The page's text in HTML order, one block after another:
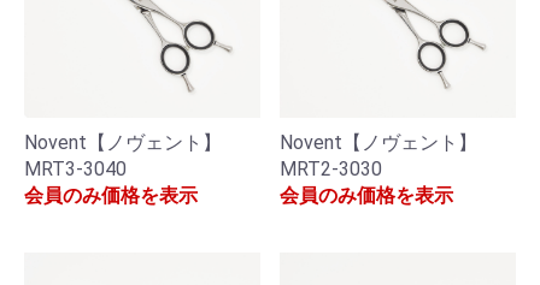
Novent【ノヴェント】
MRT3-3040
会員のみ価格を表示
Novent【ノヴェント】
MRT2-3030
会員のみ価格を表示